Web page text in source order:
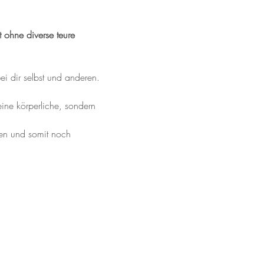
diverse teure
dir selbst und anderen.
körperliche, sondern
und somit noch